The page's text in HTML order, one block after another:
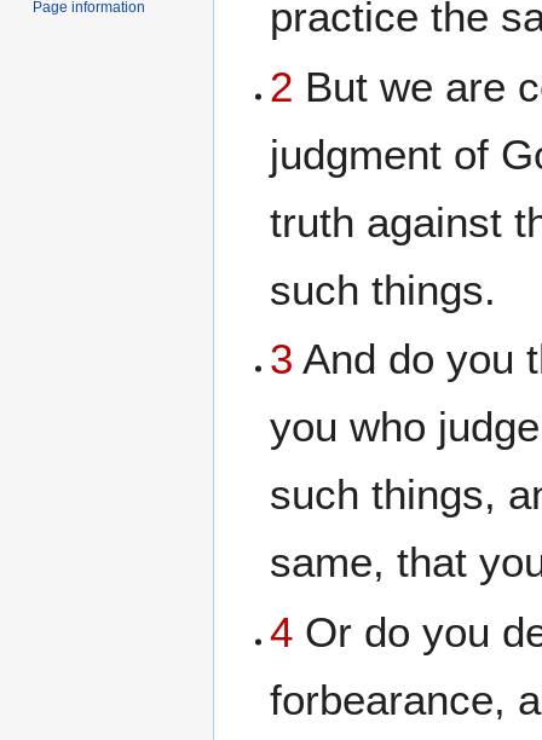
practice the
2 But we are
judgment of
truth against
such things.
3 And do you
you who
such things,
same, that
4 Or do you
forbearance,
Page information